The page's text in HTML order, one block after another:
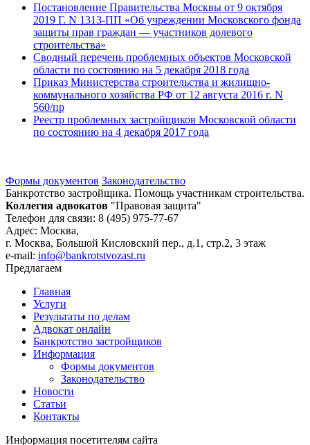
Постановление Правительства Москвы от 9 октября
2019 Г. N 1313-ПП «Об учреждении Московского фонда
защиты прав граждан — участников долевого
строительства»
Сводный перечень проблемных объектов Московской
области по состоянию на 5 декабря 2018 года
Приказ Министерства строительства и жилищно-
коммунального хозяйства РФ от 12 августа 2016 г. N
560/пр
Реестр проблемных застройщиков Московской области
по состоянию на 4 декабря 2017 года
Формы документов Законодательство
Банкротство застройщика. Помощь участникам строительства.
Коллегия адвокатов "Правовая защита"
Телефон для связи: 8 (495) 975-77-67
Адрес: Москва,
г. Москва, Большой Кисловский пер., д.1, стр.2, 3 этаж
e-mail: info@bankrotstvozast.ru
Предлагаем
Главная
Услуги
Результаты по делам
Адвокат онлайн
Банкротство застройщиков
Информация
Формы документов
Законодательство
Новости
Статьи
Контакты
Информация посетителям сайта